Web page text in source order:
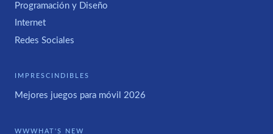
Programación y Diseño
Internet
Redes Sociales
IMPRESCINDIBLES
Mejores juegos para móvil 2026
WWWHAT'S NEW